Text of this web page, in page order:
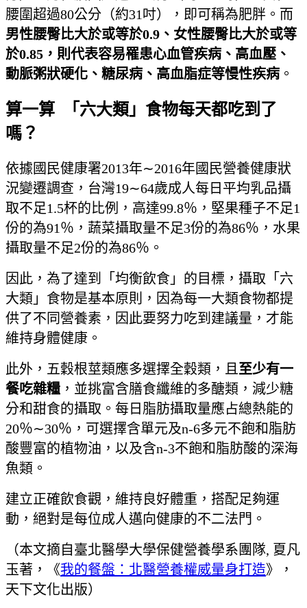
腰圍超過80公分（約31吋），即可稱為肥胖。而
男性腰臀比大於或等於0.9 、女性腰臀比大於或等
於0.85，則代表容易罹患心血管疾病、高血壓、
動脈粥狀硬化、糖尿病、高血脂症等慢性疾病 。
算一算 「六大類」食物每天都吃到了
嗎？
依據國民健康署2013年∼2016年國民營養健康狀
況變遷調查，台灣19∼64歲成人每日平均乳品攝
取不足1.5杯的比例，高達99.8％，堅果種子不足1
份的為91％，蔬菜攝取量不足3份的為86％，水果
攝取量不足2份的為86％。
因此，為了達到「均衡飲食」的目標，攝取「六
大類」食物是基本原則，因為每一大類食物都提
供了不同營養素，因此要努力吃到建議量，才能
維持身體健康。
此外，五穀根莖類應多選擇全穀類，且 至少有一
餐吃雜糧 ，並挑富含膳食纖維的多醣類，減少糖
分和甜食的攝取。每日脂肪攝取量應占總熱能的
20％∼30％，可選擇含單元及n-6多元不飽和脂肪
酸豐富的植物油，以及含n-3不飽和脂肪酸的深海
魚類。
建立正確飲食觀，維持良好體重，搭配足夠運
動，絕對是每位成人邁向健康的不二法門。
（本文摘自臺北醫學大學保健營養學系團隊, 夏凡
玉著，《我的餐盤：北醫營養權威量身打造》，
天下文化出版）